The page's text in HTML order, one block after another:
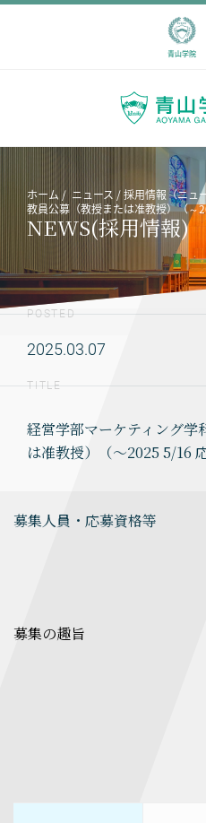
青山学院
ホーム ニュース 採用情報（ニュ
教員公募（教授または准教授）（
NEWS(採用情報)
POSTED
2025.03.07
TITLE
経営学部マーケティング学
は准教授）（～2025 5/16
募集人員・応募資格等
募集の趣旨